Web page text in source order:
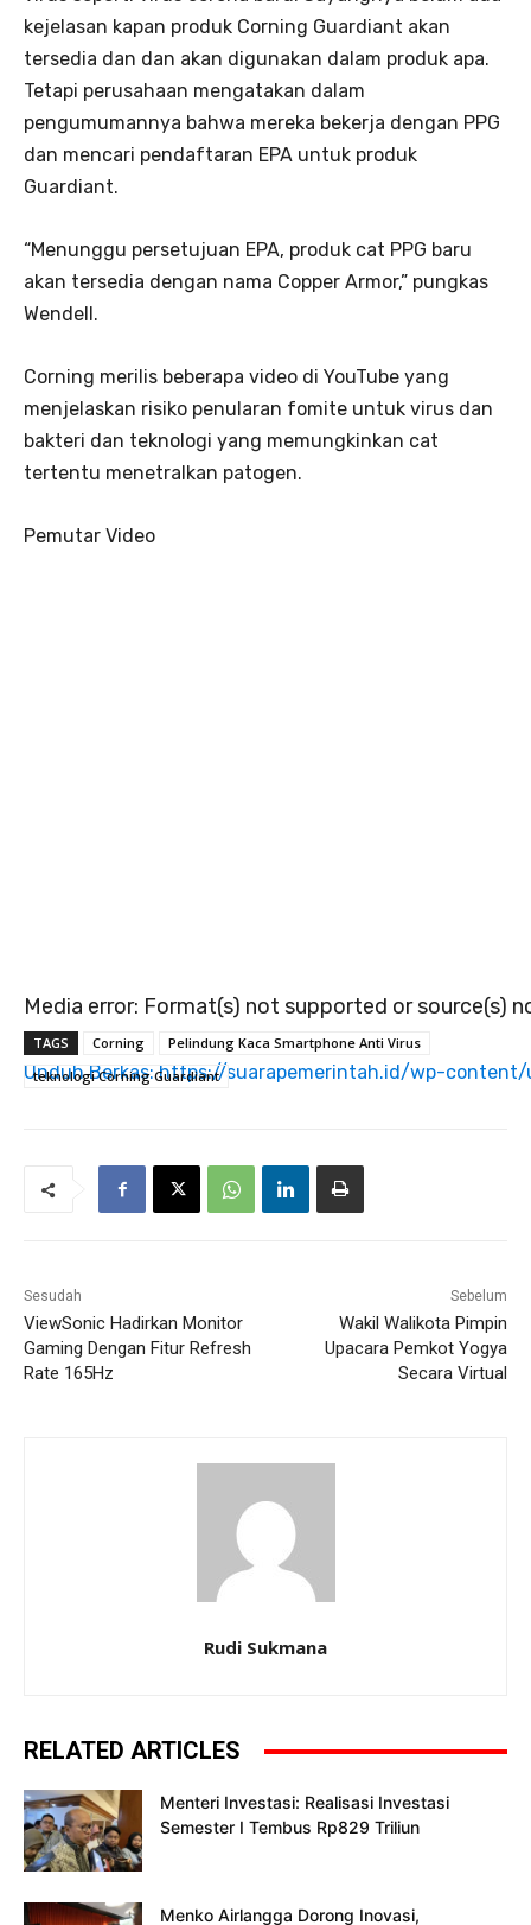
kejelasan kapan produk Corning Guardiant akan
tersedia dan dan akan digunakan dalam produk apa.
Tetapi perusahaan mengatakan dalam
pengumumannya bahwa mereka bekerja dengan PPG
dan mencari pendaftaran EPA untuk produk
Guardiant.
“Menunggu persetujuan EPA, produk cat PPG baru
akan tersedia dengan nama Copper Armor,” pungkas
Wendell.
Corning merilis beberapa video di YouTube yang
menjelaskan risiko penularan fomite untuk virus dan
bakteri dan teknologi yang memungkinkan cat
tertentu menetralkan patogen.
Pemutar Video
Media error: Format(s) not supported or source(s)
Unduh Berkas: https://suarapemerintah.id/wp-
TAGS Corning
Pelindung Kaca Smartphone Anti Virus
teknologi Corning Guardiant
Sesudah
ViewSonic Hadirkan Monitor
Gaming Dengan Fitur Refresh
Rate 165Hz
Sebelum
Wakil Walikota Pimpin
Upacara Pemkot Yogya
Secara Virtual
Rudi Sukmana
RELATED ARTICLES
Menteri Investasi: Realisasi Investasi
Semester I Tembus Rp829 Triliun
Menko Airlangga Dorong Inovasi,